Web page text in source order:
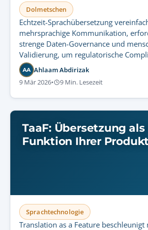
Dolmetschen
Echtzeit-Sprachübersetzung
mehrsprachige Kommunikation,
strenge Daten-Governance und
Validierung, um regulatorische
gewährleisten und sensible
AA Ahlaam Abdirizak
9 Mär 2026• 9 Min. Lesezeit
TaaF: Übersetzung
Funktion Ihrer
Sprachtechnologie
Translation as a Feature beschleunigt